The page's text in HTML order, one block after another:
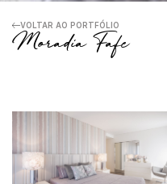
VOLTAR AO PORTFÓLIO
Moradia Fafe